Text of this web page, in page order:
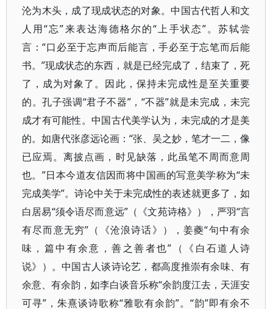
沦为木头，成了现成状态的对象。中国古代哲人和文
人用“忘”来表达海德格尔的“上手状态”。苏轼尝
言：“口必至于忘声而后能言，手必至于忘笔而后能
书。”现成状态的东西，就是已经完成了，结束了，死
了，成为对象了。因此，保持未完成性是至关重要
的。孔子强调“君子不器”，“不器”就是未完成，未完
成才有可能性。中国古代美学认为，未完成的才是美
的。如唐代张彦远论画：“张、吴之妙，笔才一二，像
已应焉。离披点画，时见缺落，此虽笔不周而意周
也。”日本今道友信因而将中国画的写意美学称为“未
完成美学”。诗论中关于未完成性的表述就更多了，如
白居易“须令语尽而意远”（《文苑诗格》），严羽“言
有尽而意无穷”（《沧浪诗话》），姜夔“句中有余
味，篇中有余意，善之善者也”（《白石道人诗
说》）。中国古人谈诗论艺，都高度推崇有余味、有
余意、有余韵，如李白谈音乐称“余韵度江去，天涯安
可寻”，朱熹谈诗歌称“雅歌有余韵”。“韵”即有余不